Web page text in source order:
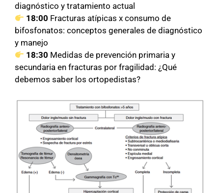
diagnóstico y tratamiento actual
18:00 Fracturas atípicas x consumo de
bifosfonatos: conceptos generales de diagnóstico
y manejo
18:30 Medidas de prevención primaria y
secundaria en fracturas por fragilidad: ¿Qué
debemos saber los ortopedistas?